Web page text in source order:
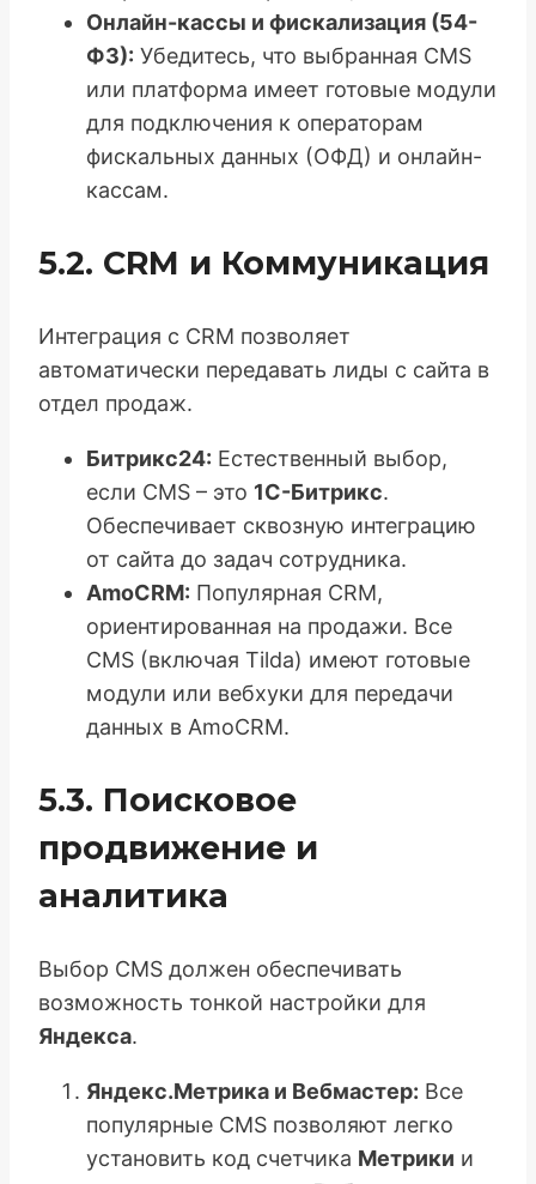
Онлайн-кассы и фискализация (54-
ФЗ): Убедитесь, что выбранная CMS
или платформа имеет готовые модули
для подключения к операторам
фискальных данных (ОФД) и онлайн-
кассам.
5.2. CRM и Коммуникация
Интеграция с CRM позволяет
автоматически передавать лиды с сайта в
отдел продаж.
Битрикс24: Естественный выбор,
если CMS – это 1С-Битрикс.
Обеспечивает сквозную интеграцию
от сайта до задач сотрудника.
AmoCRM: Популярная CRM,
ориентированная на продажи. Все
CMS (включая Tilda) имеют готовые
модули или вебхуки для передачи
данных в AmoCRM.
5.3. Поисковое
продвижение и
аналитика
Выбор CMS должен обеспечивать
возможность тонкой настройки для
Яндекса.
Яндекс.Метрика и Вебмастер: Все
популярные CMS позволяют легко
установить код счетчика Метрики и